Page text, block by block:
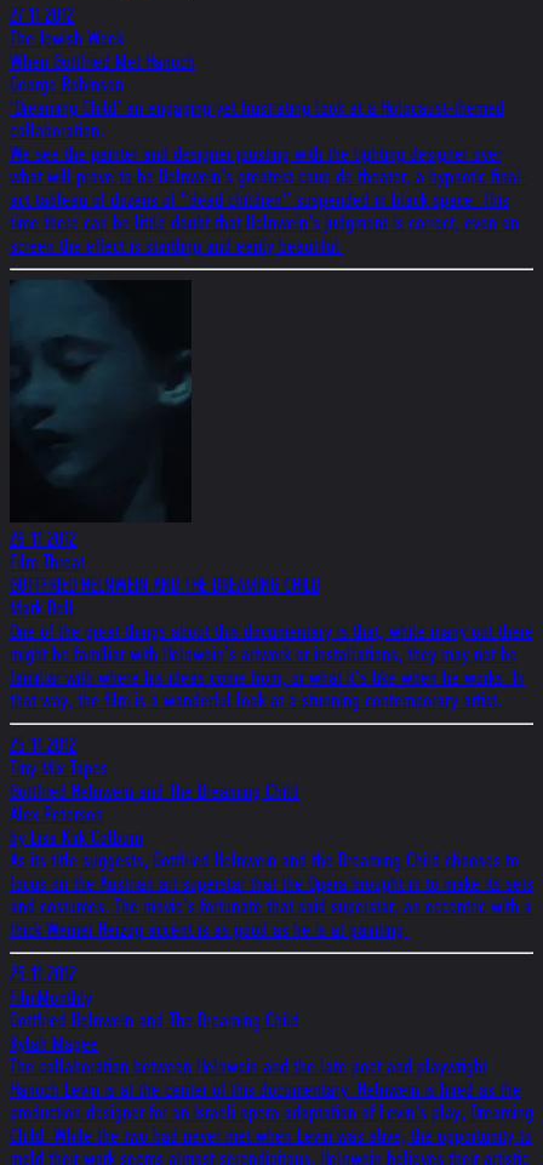
27.11.2012
The Jewish Week
When Gottfried Met Hanoch
George Robinson
‘Dreaming Child’ an engaging yet frustrating look at a Holocaust-themed
collaboration.
We see the painter and designer jousting with the lighting designer over
what will prove to be Helnwein’s greatest coup de theater, a hypnotic final-
act tableau of dozens of “dead children” suspended in black space. This
time there can be little doubt that Helnwein’s judgment is correct; even on
screen the effect is startling and eerily beautiful.
26.11.2012
Film Threat
GOTTFRIED HELNWEIN AND THE DREAMING CHILD
Mark Bell
One of the great things about this documentary is that, while many out there
might be familiar with Helnwein’s artwork or installations, they may not be
familiar with where his ideas come from, or what it’s like when he works. In
that way, the film is a wonderful look at a stunning contemporary artist.
25.11.2012
Tiny Mix Tapes
Gottfried Helnwein and The Dreaming Child
Alex Peterson
by Lisa Kirk Colburn
As its title suggests, Gottfried Helnwein and the Dreaming Child chooses to
focus on the Austrian art superstar that the Opera brought in to make its sets
and costumes. The movie’s fortunate that said superstar, an eccentric with a
thick Werner Herzog accent is as good as he is at painting.
25.11.2012
FilmMonthly
Gottfried Helnwein and The Dreaming Child
Kylah Magee
The collaboration between Helnwein and the late poet and playwright
Hanoch Levin is at the center of this documentary. Helnwein is hired as the
production designer for an Israeli opera adaptation of Levin’s play, Dreaming
Child. While the two had never met when Levin was alive, the opportunity to
meld their work seems almost serendipitous. Helnwein believes their artistic